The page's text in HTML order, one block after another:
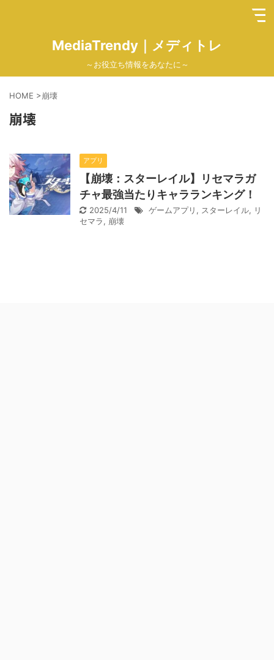
MediaTrendy｜メディトレ
～お役立ち情報をあなたに～
HOME >崩壊
崩壊
アプリ
【崩壊：スターレイル】リセマラガ
チャ最強当たりキャラランキング！
2025/4/11 ゲームアプリ , スターレイル, リ
セマラ, 崩壊